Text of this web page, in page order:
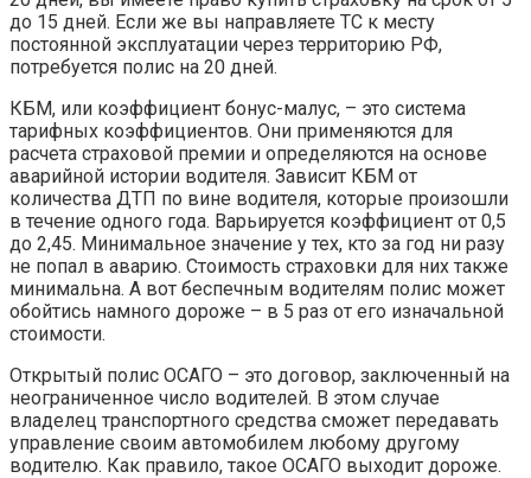
до 15 дней. Если же вы направляете ТС к месту
постоянной эксплуатации через территорию РФ,
потребуется полис на 20 дней.
КБМ, или коэффициент бонус-малус, – это система
тарифных коэффициентов. Они применяются для
расчета страховой премии и определяются на основе
аварийной истории водителя. Зависит КБМ от
количества ДТП по вине водителя, которые произошли
в течение одного года. Варьируется коэффициент от 0,5
до 2,45. Минимальное значение у тех, кто за год ни разу
не попал в аварию. Стоимость страховки для них также
минимальна. А вот беспечным водителям полис может
обойтись намного дороже – в 5 раз от его изначальной
стоимости.
Открытый полис ОСАГО – это договор, заключенный на
неограниченное число водителей. В этом случае
владелец транспортного средства сможет передавать
управление своим автомобилем любому другому
водителю. Как правило, такое ОСАГО выходит дороже.